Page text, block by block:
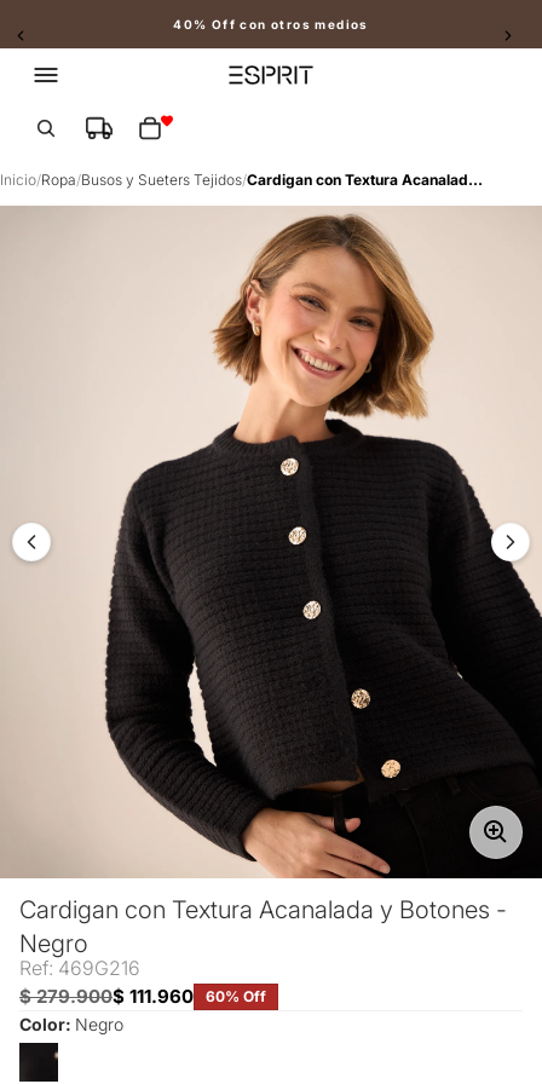
40% Off con otros medios
Slide 2 of 2
Inicio/Ropa/Busos y Sueters Tejidos/ Cardigan con Textura Acanalada y Botones - Negro
Cardigan con Textura Acanalada y Botones -
Negro
Ref: 469G216
$ 279.900$ 111.960 60% Off
Color: Negro